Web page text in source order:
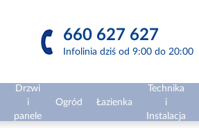
660 627 627
Infolinia dziś od 9:00 do 20:00
Drzwi
i
panele
Ogród Łazienka
Technika
i
Instalacja